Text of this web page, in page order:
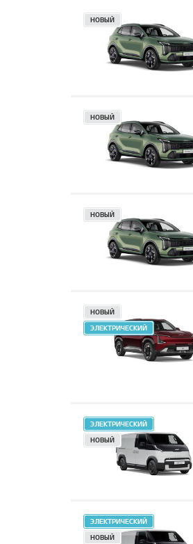
НОВЫЙ
НОВЫЙ
НОВЫЙ
НОВЫЙ
ЭЛЕКТРИЧЕСКИЙ
ЭЛЕКТРИЧЕСКИЙ
НОВЫЙ
ЭЛЕКТРИЧЕСКИЙ
НОВЫЙ